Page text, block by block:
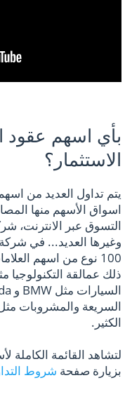
بأي اسهم عقود
الاستثمار؟
يتم تداول العديد من
اسواق الأسهم منها
التسوق عبر الانترنت،
100 نوع من اسهم
الكثير.
لتشاهد القائمة الكاملة
بزيارة صفحة شروط